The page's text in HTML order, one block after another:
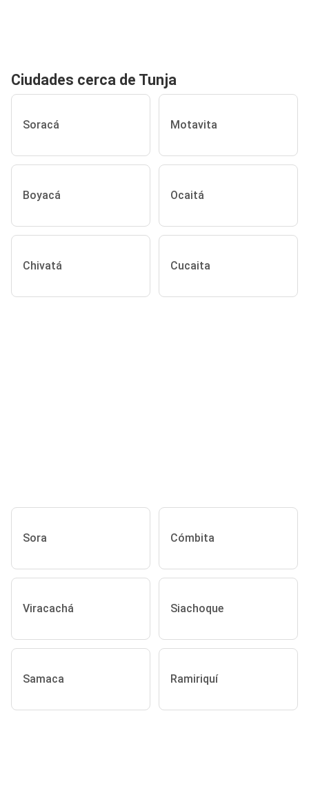
Ciudades cerca de Tunja
Soracá Motavita
Boyacá Ocaitá
Chivatá Cucaita
Sora Cómbita
Viracachá Siachoque
Samaca Ramiriquí